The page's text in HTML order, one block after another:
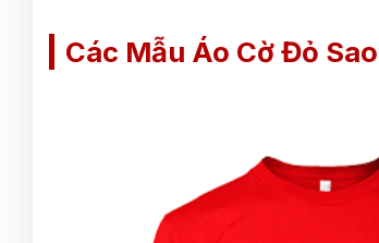
Các Mẫu Áo Cờ Đỏ